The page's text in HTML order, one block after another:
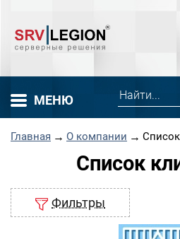
МЕНЮ
Главная → О компании →
Список
Фильтры